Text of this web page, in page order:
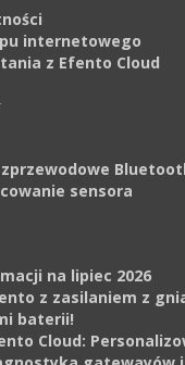
internetowego
z Efento Cloud
sensora
na lipiec 2026
z zasilaniem z
baterii!
Cloud: